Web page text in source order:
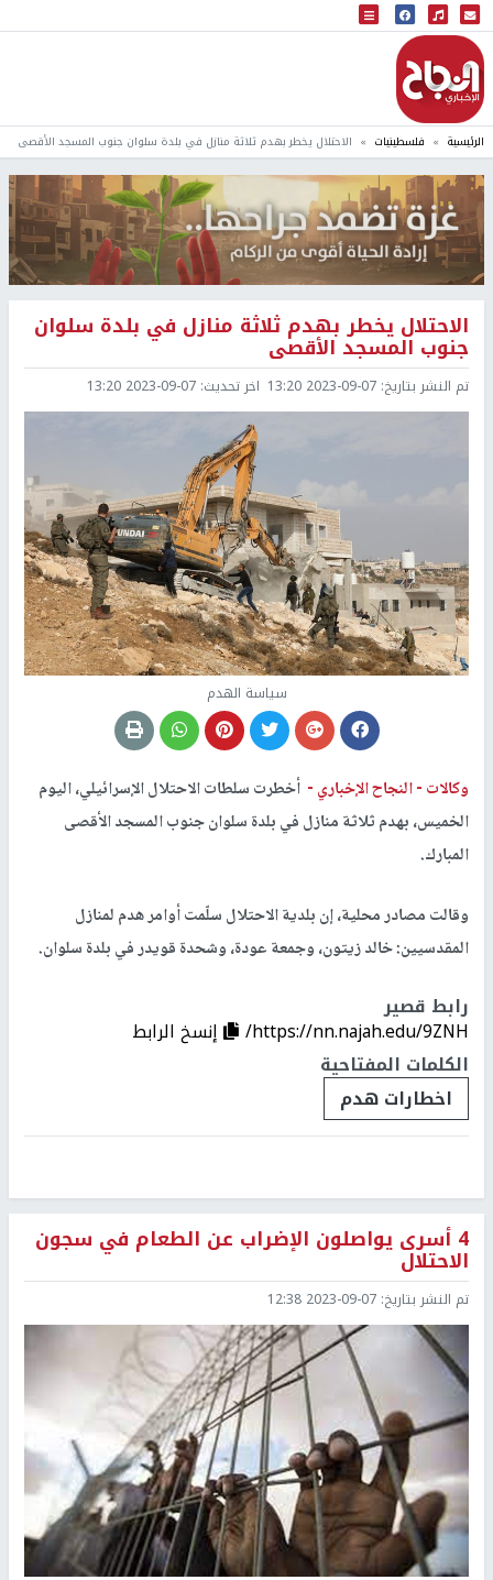
البث المباشر
إذاعة النجاح
الرئيسية فلسطينيات الاحتلال يخطر بهدم ثلاثة منازل في بلدة سلوان جنوب المسجد الأقصى
الاحتلال يخطر بهدم ثلاثة منازل في بلدة سلوان
جنوب المسجد الأقصى
تم النشر بتاريخ: 2023-09-07 13:20 اخر تحديث: 2023-09-07 13:20
سياسة الهدم
وكالات -النجاح الإخباري - أخطرت سلطات الاحتلال الإسرائيلي، اليوم
الخميس، بهدم ثلاثة منازل في بلدة سلوان جنوب المسجد الأقصى
المبارك.
وقالت مصادر محلية، إن بلدية الاحتلال سلّمت أوامر هدم لمنازل
المقدسيين: خالد زيتون، وجمعة عودة، وشحدة قويدر في بلدة سلوان.
رابط قصير
https://nn.najah.edu/9ZNH/
إنسخ الرابط
الكلمات المفتاحية
اخطارات هدم
4 أسرى يواصلون الإضراب عن الطعام في سجون
الاحتلال
تم النشر بتاريخ: 2023-09-07 12:38